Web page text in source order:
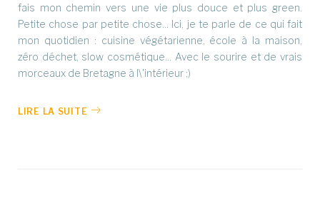
fais mon chemin vers une vie plus douce et plus green.
Petite chose par petite chose... Ici, je te parle de ce qui fait
mon quotidien : cuisine végétarienne, école à la maison,
zéro déchet, slow cosmétique... Avec le sourire et de vrais
morceaux de Bretagne à l\'intérieur ;)
LIRE LA SUITE